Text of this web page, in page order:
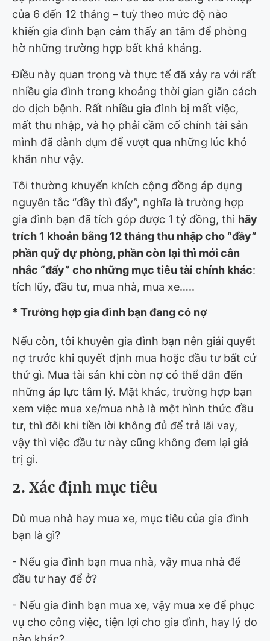
của 6 đến 12 tháng – tuỳ theo mức độ nào
khiến gia đình bạn cảm thấy an tâm để phòng
hờ những trường hợp bất khả kháng.
Điều này quan trọng và thực tế đã xảy ra với rất
nhiều gia đình trong khoảng thời gian giãn cách
do dịch bệnh. Rất nhiều gia đình bị mất việc,
mất thu nhập, và họ phải cầm cố chính tài sản
mình đã dành dụm để vượt qua những lúc khó
khăn như vậy.
Tôi thường khuyến khích cộng đồng áp dụng
nguyên tắc “đầy thì đẩy”, nghĩa là trường hợp
gia đình bạn đã tích góp được 1 tỷ đồng, thì hãy
trích 1 khoản bằng 12 tháng thu nhập cho “đầy”
phần quỹ dự phòng, phần còn lại thì mới cân
nhắc “đẩy” cho những mục tiêu tài chính khác:
tích lũy, đầu tư, mua nhà, mua xe…..
* Trường hợp gia đình bạn đang có nợ
Nếu còn, tôi khuyên gia đình bạn nên giải quyết
nợ trước khi quyết định mua hoặc đầu tư bất cứ
thứ gì. Mua tài sản khi còn nợ có thể dẫn đến
những áp lực tâm lý. Mặt khác, trường hợp bạn
xem việc mua xe/mua nhà là một hình thức đầu
tư, thì đôi khi tiền lời không đủ để trả lãi vay,
vậy thì việc đầu tư này cũng không đem lại giá
trị gì.
2. Xác định mục tiêu
Dù mua nhà hay mua xe, mục tiêu của gia đình
bạn là gì?
- Nếu gia đình bạn mua nhà, vậy mua nhà để
đầu tư hay để ở?
- Nếu gia đình bạn mua xe, vậy mua xe để phục
vụ cho công việc, tiện lợi cho gia đình, hay lý do